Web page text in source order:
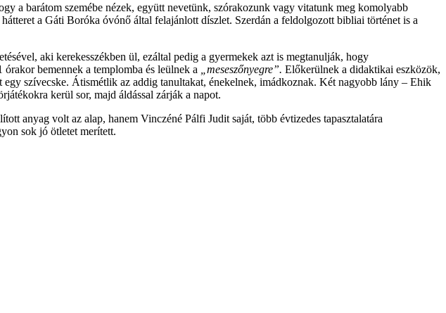
a barátom szemébe nézek, együtt nevetünk, szórakozunk vagy vitatunk meg komolyabb
a Gáti Boróka óvónő által felajánlott díszlet. Szerdán a feldolgozott bibliai történet is a
aki kerekesszékben ül, ezáltal pedig a gyermekek azt is megtanulják, hogy
órakor bemennek a templomba és leülnek a
„meseszőnyegre”. Előkerülnek a didaktikai eszközök,
szívecske. Átismétlik az addig tanultakat, énekelnek, imádkoznak. Két nagyobb lány – Ehik
kerül sor, majd áldással zárják a napot.
anyag volt az alap, hanem Vinczéné Pálfi Judit saját, több évtizedes tapasztalatára
sok jó ötletet merített.